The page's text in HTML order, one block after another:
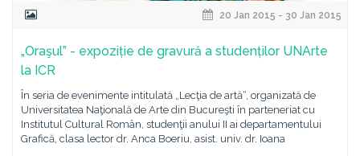
20 Jan 2015 - 30 Jan 2015
„Oraşul” - expoziție de gravură a studenților UNArte
la ICR
În seria de evenimente intitulată „Lecţia de artă“, organizată de
Universitatea Naţională de Arte din Bucureşti în parteneriat cu
Institutul Cultural Român, studenţii anului II ai departamentului
Grafică, clasa lector dr. Anca Boeriu, asist. univ. dr. Ioana